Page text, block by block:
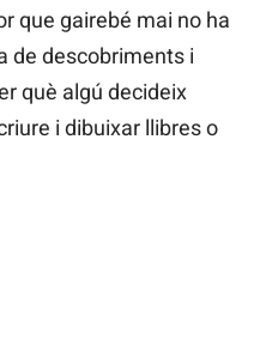
que gairebé mai no ha
de descobriments i
què algú decideix
i dibuixar llibres o